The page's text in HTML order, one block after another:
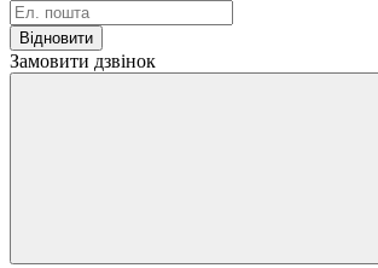
Відновити
Замовити дзвінок